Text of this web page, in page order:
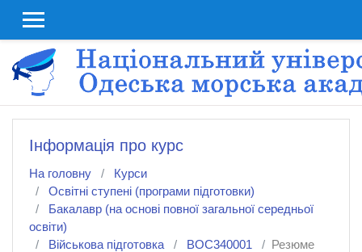
Інформація про курс
На головну
Курси
Освітні ступені (програми підготовки)
Бакалавр (на основі повної загальної середньої
освіти)
Військова підготовка
ВОС340001 Резюме